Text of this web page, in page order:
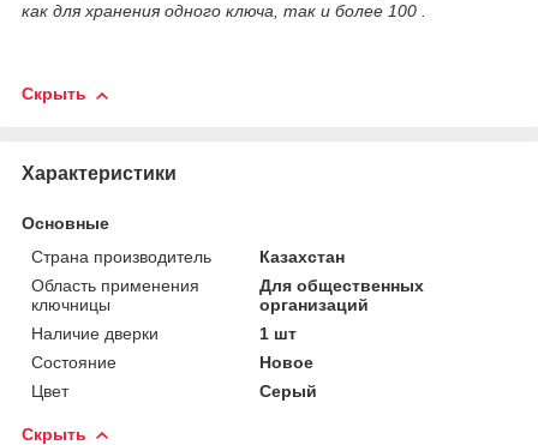
как для хранения одного ключа, так и более 100 .
Скрыть
Характеристики
Основные
Страна производитель
Казахстан
Область применения
ключницы
Для общественных
организаций
Наличие дверки
1 шт
Состояние
Новое
Цвет
Серый
Скрыть